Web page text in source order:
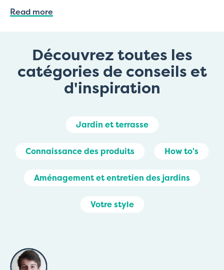
Read more
Découvrez toutes les
catégories de conseils et
d'inspiration
Jardin et terrasse
Connaissance des produits How to's
Aménagement et entretien des jardins
Votre style